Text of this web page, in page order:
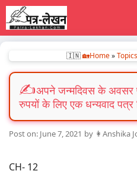
Skip
to
content
🇮🇳🏡Home»Topics
अपने जन्मदिवस के अवसर
रुपयों के लिए एक धन्यवाद पत्र
June 7, 2021 by 👩Anshika
CH- 12